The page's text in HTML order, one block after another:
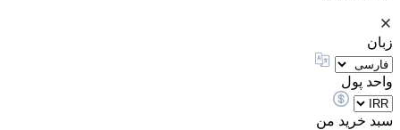
زبان
واحد پول
سبد خرید من